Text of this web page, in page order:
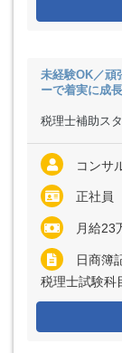
未経験OK／頑
ーで着実に成
税理士補助ス
コンサ
正社員
月給23万円
日商簿
税理士試験科